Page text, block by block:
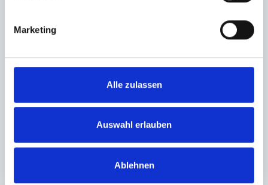
Marketing
Alle zulassen
Auswahl erlauben
Ablehnen
zur Kenntnis genommen. Ich stimme
Hinweis: Sie können Ihre Einwilligung jederzeit für die Zukunft per E-Mail